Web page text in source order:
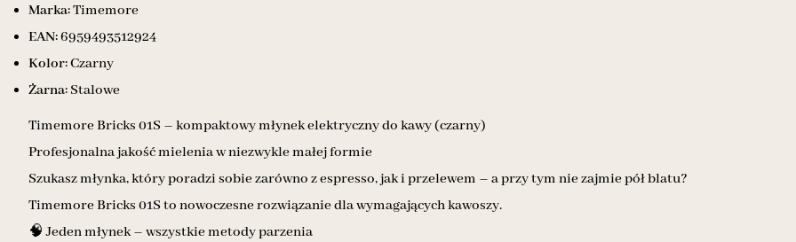
Marka:Timemore
EAN:6959493512924
Kolor:Czarny
Żarna: Stalowe
Timemore Bricks 01S – kompaktowy młynek elektryczny do kawy (czarny)
Profesjonalna jakość mielenia w niezwykle małej formie
Szukasz młynka, który poradzi sobie zarówno z espresso, jak i przelewem – a przy tym nie zajmie pół blatu?
Timemore Bricks 01S to nowoczesne rozwiązanie dla wymagających kawoszy.
🧠 Jeden młynek – wszystkie metody parzenia